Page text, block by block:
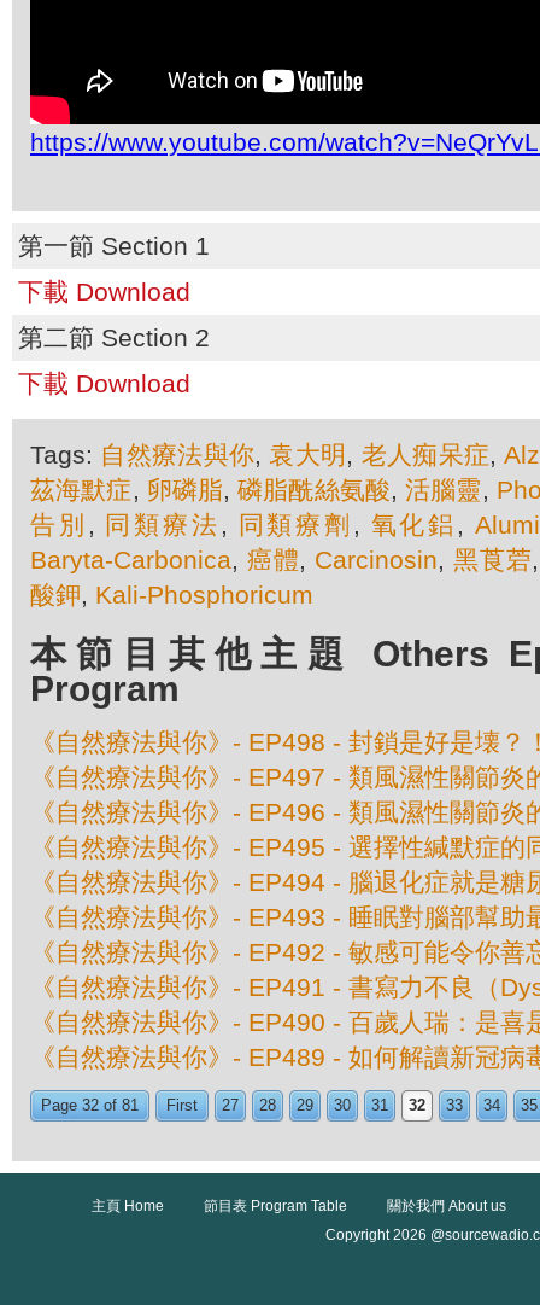
https://www.youtube.com/
第一節 Section 1
下載 Download
第二節 Section 2
下載 Download
Tags: 自然療法與你,袁大明 , 老人痴呆症,
茲海默症, 卵磷脂,磷脂酰絲氨酸,活腦靈,
告別 , 同類療法 , 同類療劑 , 氧化鋁 ,
Baryta-Carbonica, 癌體, Carcinosin,黑莨菪
酸鉀, Kali-Phosphoricum
本節目其他主題 Others
Program
《自然療法與你》- EP498 - 封鎖是好是壊？
《自然療法與你》- EP497 - 類風濕性關節炎
《自然療法與你》- EP496 - 類風濕性關節炎
《自然療法與你》- EP495 - 選擇性緘默症的
《自然療法與你》- EP494 - 腦退化症就是糖
《自然療法與你》- EP493 - 睡眠對腦部幫助
《自然療法與你》- EP492 - 敏感可能令你善
《自然療法與你》- EP491 - 書寫力不良（
《自然療法與你》- EP490 - 百歲人瑞：是喜
《自然療法與你》- EP489 - 如何解讀新冠病
Page 32 of 81 First 27 28 29 30 31 32 33 34 35
主頁 Home 節目表 Program Table
關於我們 About us
Copyright 2026